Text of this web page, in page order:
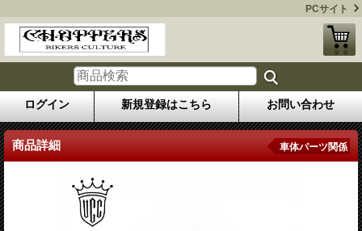
PCサイト
ログイン 新規登録はこちら お問い合わせ
商品詳細 車体パーツ関係